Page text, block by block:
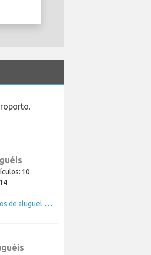
10
V
eja os carros de aluguel de Opel